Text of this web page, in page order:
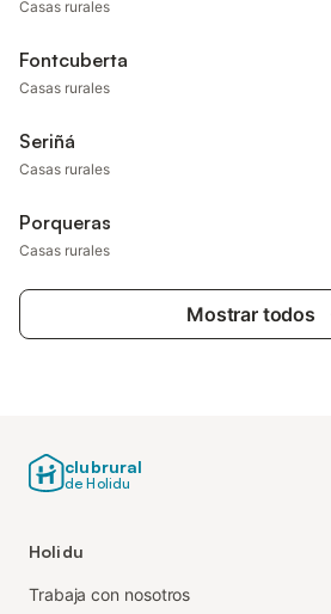
Casas rurales
Fontcuberta
Casas rurales
Seriñá
Casas rurales
Porqueras
Casas rurales
Mostrar todos
clubrural
de Holidu
Holidu
Trabaja con nosotros